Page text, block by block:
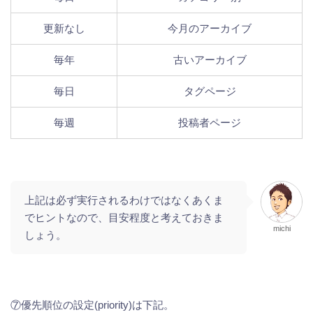
更新なし 今月のアーカイブ
毎年 古いアーカイブ
毎日 タグページ
毎週 投稿者ページ
上記は必ず実行されるわけではなくあくま
でヒントなので、目安程度と考えておきま
しょう。
michi
⑦優先順位の設定(priority)は下記。